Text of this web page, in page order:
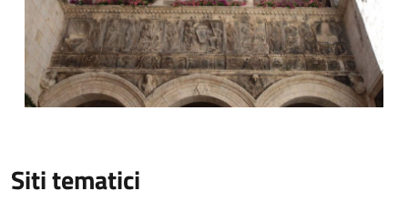
Siti tematici